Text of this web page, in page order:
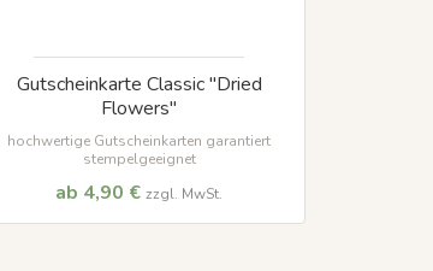
Gutscheinkarte Classic "Dried
Flowers"
hochwertige Gutscheinkarten garantiert
stempelgeeignet
ab 4,90 € zzgl. MwSt.